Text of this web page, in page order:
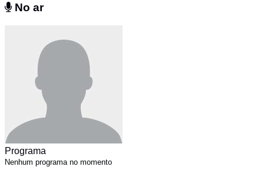
No ar
Programa
Nenhum programa no momento